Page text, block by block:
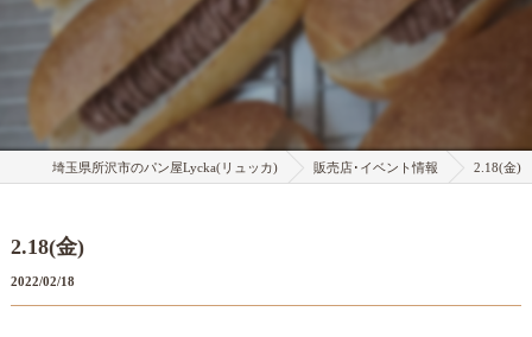
埼玉県所沢市のパン屋Lycka(リュッカ) 販売店･イベント情報 2.18(金)
2.18(金)
2022/02/18